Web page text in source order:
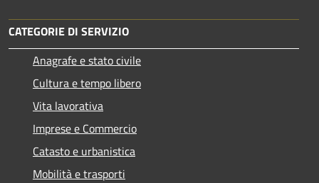
CATEGORIE DI SERVIZIO
Anagrafe e stato civile
Cultura e tempo libero
Vita lavorativa
Imprese e Commercio
Catasto e urbanistica
Mobilità e trasporti